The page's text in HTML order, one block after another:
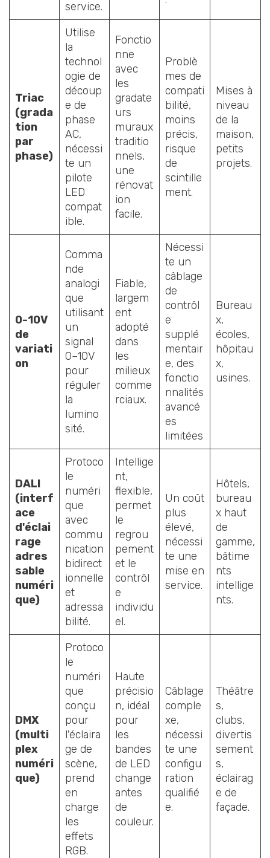
service.
Triac
(grada
tion
par
phase)
Utilise
la
technol
ogie de
découp
e de
phase
AC,
nécessi
te un
pilote
LED
compat
ible.
Fonctio
nne
avec
les
gradate
urs
muraux
traditio
nnels,
une
rénovat
ion
facile.
Problè
mes de
compati
bilité,
moins
précis,
risque
de
scintille
ment.
Mises à
niveau
de la
maison,
petits
projets.
0-10V
de
variati
on
Comma
nde
analogi
que
utilisant
un
signal
0–10V
pour
réguler
la
lumino
sité.
Fiable,
largem
ent
adopté
dans
les
milieux
comme
rciaux.
Nécessi
te un
câblage
de
contrôl
e
supplé
mentair
e, des
fonctio
nnalités
avancé
es
limitées
Bureau
x,
écoles,
hôpitau
x,
usines.
DALI
(interf
ace
d'éclai
rage
adres
sable
numéri
que)
Protoco
le
numéri
que
avec
commu
nication
bidirect
ionnelle
et
adressa
bilité.
Intellige
nt,
flexible,
permet
le
regrou
pement
et le
contrôl
e
individu
el.
Un coût
plus
élevé,
nécessi
te une
mise en
service.
Hôtels,
bureau
x haut
de
gamme,
bâtime
nts
intellige
nts.
DMX
(multi
plex
numéri
que)
Protoco
le
numéri
que
conçu
pour
l'éclaira
ge de
scène,
prend
en
charge
les
effets
RGB.
Haute
précisio
n, idéal
pour
les
bandes
de LED
change
antes
de
couleur.
Câblage
comple
xe,
nécessi
te une
configu
ration
qualifié
e.
Théâtre
s,
clubs,
divertis
sement
s,
éclairag
e de
façade.